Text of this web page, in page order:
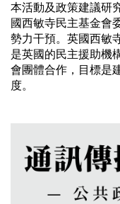
本活動及政策建議研
國西敏寺民主基金會
勢力干預。英國西敏
是英國的民主援助機
會團體合作，目標是
度。